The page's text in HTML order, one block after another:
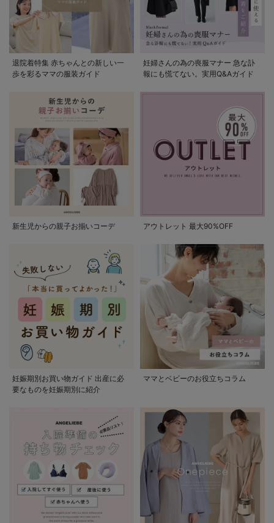
退院着特集 赤ちゃんとの新しい一
歩を彩るママの服装ガイド
妊婦さんの為の喪服マナー 急な訃
報にも慌てない。実用Q&Aガイド
新生児からの親子お揃いコーデ アウトレット 最大90%OFF
妊娠期別お買い物ガイド 出産に必
要なものを妊娠期別に紹介
ママとベビーのお役立ちコラム